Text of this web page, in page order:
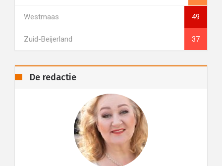
Westmaas 49
Zuid-Beijerland 37
De redactie